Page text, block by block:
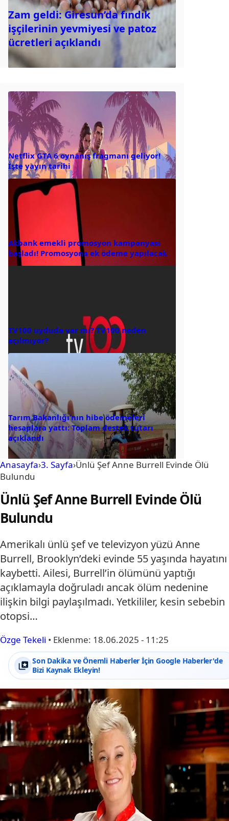
Zam geldi: Giresun’da fındık
işçilerinin yevmiyesi ve patoz
ücretleri açıklandı
Netflix GTA 6 oynanış fragmanı geliyor!
İşte yayın tarihi
Akbank emekli promosyon kampanyası
başladı! Promosyona ek ödeme yapılacak
TV100 uyduda var mı? TV100 neden
açılmıyor?
Tarım Bakanlığı’nın hibe ödemeleri
hesaplara yattı: Toplam destek tutarı
açıklandı
Anasayfa›3. Sayfa›Ünlü Şef Anne Burrell Evinde Ölü
Bulundu
Ünlü Şef Anne Burrell Evinde Ölü
Bulundu
Amerikalı ünlü şef ve televizyon yüzü Anne
Burrell, Brooklyn’deki evinde 55 yaşında hayatını
kaybetti. Ailesi, Burrell’in ölümünü yaptığı
açıklamayla doğruladı ancak ölüm nedenine
ilişkin bilgi paylaşılmadı. Yetkililer, kesin sebebin
otopsi…
Özge Tekeli • Eklenme: 18.06.2025 - 11:25
Son Dakika ve Önemli Haberler İçin Google Haberler'de
Bizi Kaynak Ekleyin!